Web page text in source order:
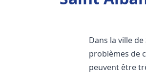
Dans la ville de
problèmes de
peuvent être